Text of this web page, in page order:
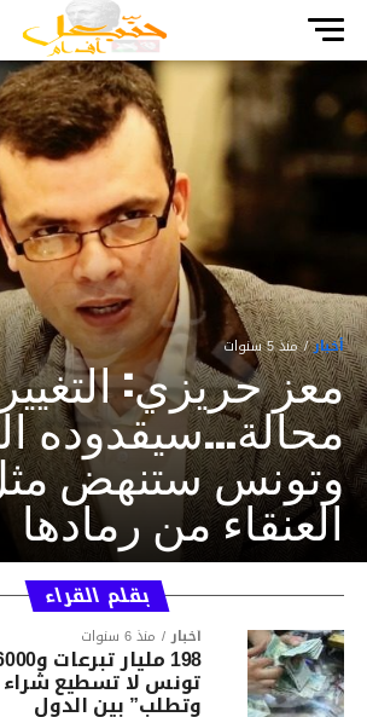
أخبار منذ 5 سنوات
معز حريزي:
محالة...سيقدوده
وتونس ستنهض
العنقاء من رمادها
بقلم القراء
أخبار منذ 6 سنوات
تونس لا تسطيع
وتطلب” بين الدول